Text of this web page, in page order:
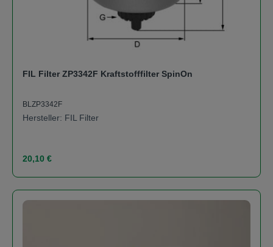
FIL Filter ZP3342F Kraftstofffilter SpinOn
BLZP3342F
Hersteller: FIL Filter
Regulärer Preis:
20,10 €